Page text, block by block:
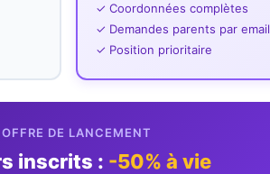
✓ Coordonnées complètes
✓ Demandes parents par email
✓ Position prioritaire
DE LANCEMENT
inscrits : -50% à vie